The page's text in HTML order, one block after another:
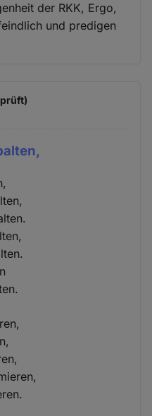
der RKK, Ergo,
und predigen